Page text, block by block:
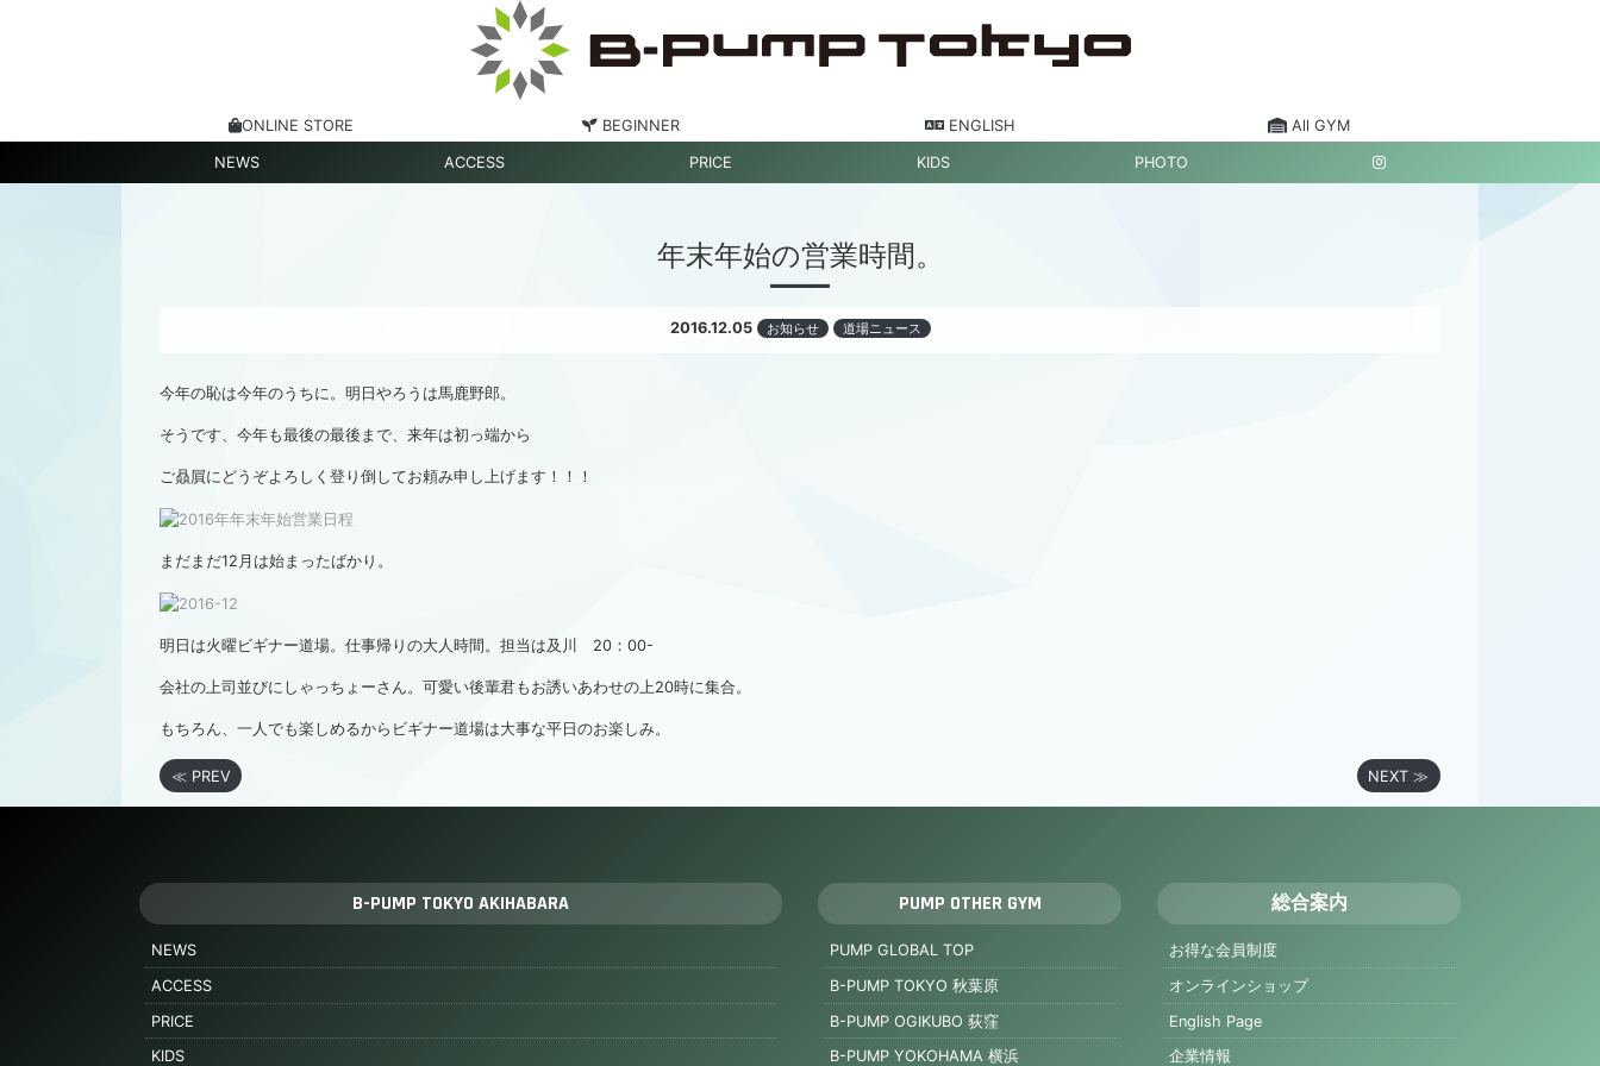
ONLINE STORE BEGINNER ENGLISH All GYM
NEWS ACCESS PRICE KIDS PHOTO
年末年始の営業時間。
2016.12.05 お知らせ 道場ニュース
今年の恥は今年のうちに。明日やろうは馬鹿野郎。
そうです、今年も最後の最後まで、来年は初っ端から
ご贔屓にどうぞよろしく登り倒してお頼み申し上げます！！！
まだまだ12月は始まったばかり。
明日は火曜ビギナー道場。仕事帰りの大人時間。担当は及川 20：00-
会社の上司並びにしゃっちょーさん。可愛い後輩君もお誘いあわせの上20時に集合。
もちろん、一人でも楽しめるからビギナー道場は大事な平日のお楽しみ。
≪ PREV NEXT ≫
B-PUMP TOKYO AKIHABARA
NEWS
ACCESS
PRICE
KIDS
PUMP OTHER GYM
PUMP GLOBAL TOP
B-PUMP TOKYO 秋葉原
B-PUMP OGIKUBO 荻窪
B-PUMP YOKOHAMA 横浜
総合案内
お得な会員制度
オンラインショップ
English Page
企業情報